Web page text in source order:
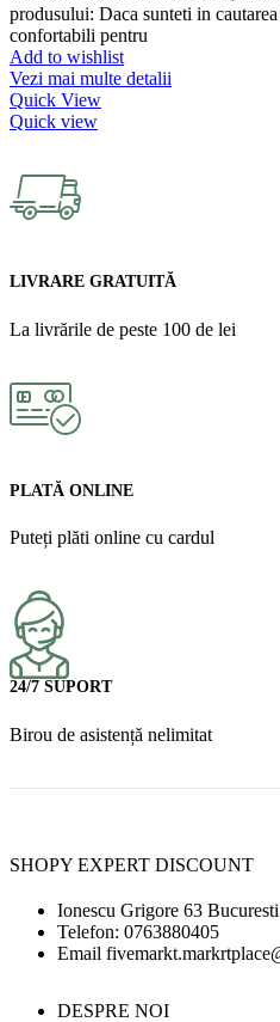
produsului: Daca sunteti in
confortabili pentru
Add to wishlist
Vezi mai multe detalii
Quick View
Quick view
LIVRARE GRATUITĂ
La livrările de peste 100 de lei
PLATĂ ONLINE
Puteți plăti online cu cardul
24/7 SUPORT
Birou de asistență nelimitat
SHOPY EXPERT DISCOUNT
Ionescu Grigore 63 Bucuresti
Telefon: 0763880405
Email
DESPRE NOI